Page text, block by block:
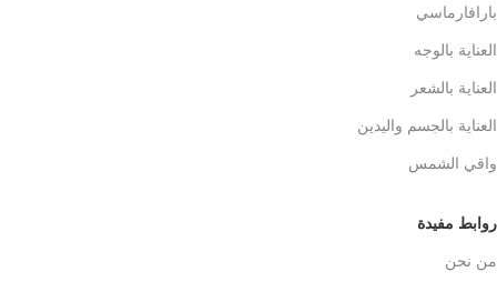
بارافارماسي
العناية بالوجه
العناية بالشعر
العناية بالجسم واليدين
واقي الشمس
روابط مفيدة
من نحن